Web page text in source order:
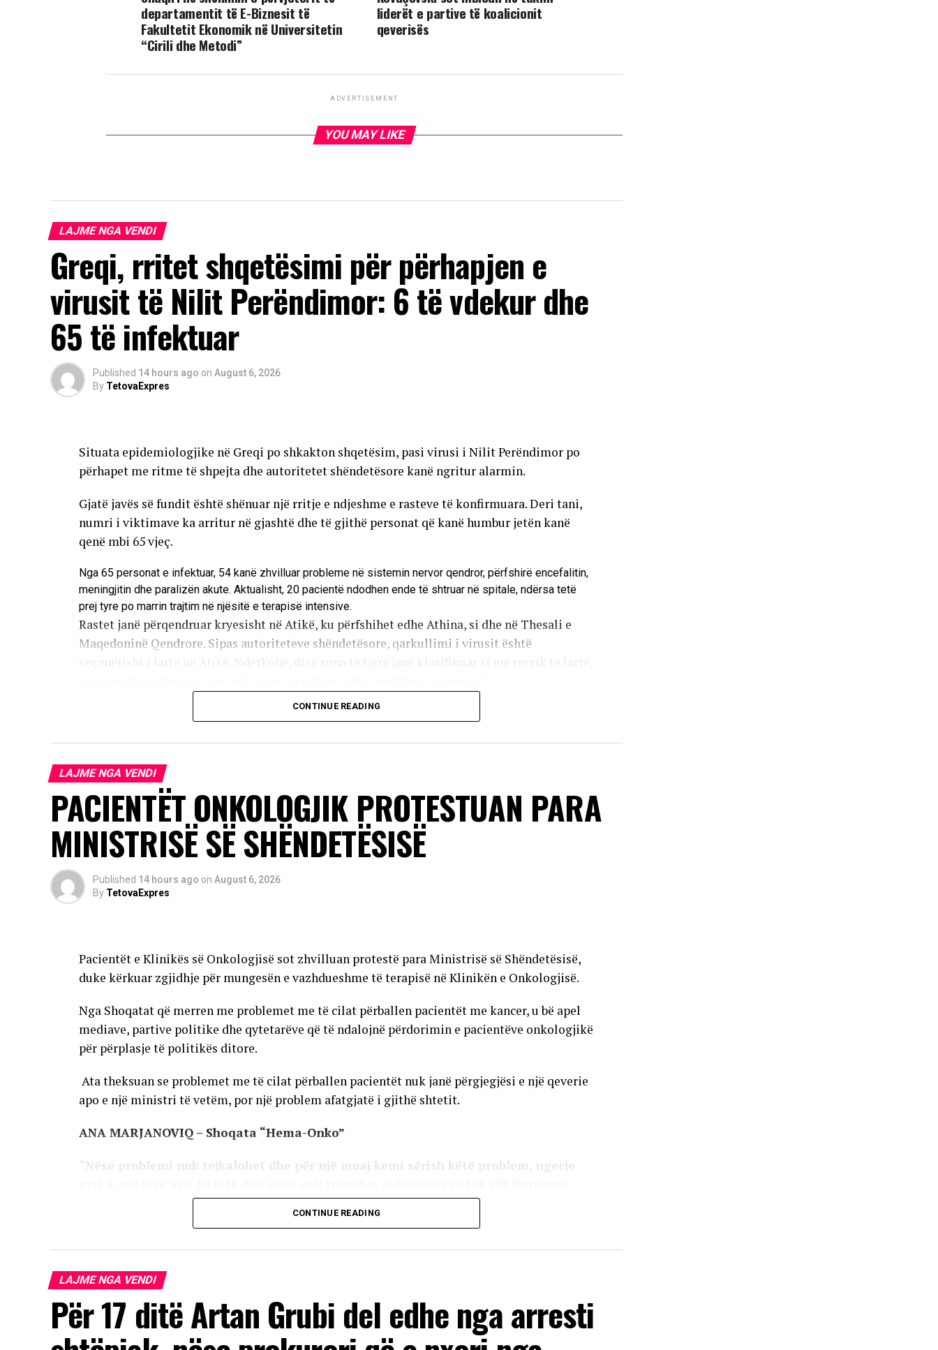
liderët e partive të koalicionit
qeverisës
departamentit të E-Biznesit të
Fakultetit Ekonomik në Universitetin
“Cirili dhe Metodi”
ADVERTISEMENT
YOU MAY LIKE
LAJME NGA VENDI
Greqi, rritet shqetësimi për përhapjen e
virusit të Nilit Perëndimor: 6 të vdekur dhe
65 të infektuar
Published 14 hours ago on August 6, 2026
By TetovaExpres
Situata epidemiologjike në Greqi po shkakton shqetësim, pasi virusi i Nilit Perëndimor po
përhapet me ritme të shpejta dhe autoritetet shëndetësore kanë ngritur alarmin.
Gjatë javës së fundit është shënuar një rritje e ndjeshme e rasteve të konfirmuara. Deri tani,
numri i viktimave ka arritur në gjashtë dhe të gjithë personat që kanë humbur jetën kanë
qenë mbi 65 vjeç.
Nga 65 personat e infektuar, 54 kanë zhvilluar probleme në sistemin nervor qendror, përfshirë encefalitin,
meningjitin dhe paralizën akute. Aktualisht, 20 pacientë ndodhen ende të shtruar në spitale, ndërsa tetë
prej tyre po marrin trajtim në njësitë e terapisë intensive.
Rastet janë përqendruar kryesisht në Atikë, ku përfshihet edhe Athina, si dhe në Thesali e
Maqedoninë Qendrore. Sipas autoriteteve shëndetësore, qarkullimi i virusit është
Infeksioni transmetohet kryesisht përmes pickimit të mushkonjave që mbartin virusin. Këto
më e madhe e të tjerëve shfaqin një formë të lehtë të sëmundjes, të ngjashme me gripin. Më
pak se një për qind e të prekurve zhvillojnë komplikacione të rënda neurologjike.
Rreziku më i madh u kanoset të moshuarve, personave që vuajnë nga sëmundje kronike dhe individëve
me imunitet të dobësuar.
Autoritetet kanë bërë të ditur se sezoni i transmetimit nuk ka përfunduar ende dhe se raste
të reja mund të shfaqen edhe në rajone të tjera të vendit.
CONTINUE READING
LAJME NGA VENDI
PACIENTËT ONKOLOGJIK PROTESTUAN PARA
MINISTRISË SË SHËNDETËSISË
Published 14 hours ago on August 6, 2026
By TetovaExpres
Pacientët e Klinikës së Onkologjisë sot zhvilluan protestë para Ministrisë së Shëndetësisë,
duke kërkuar zgjidhje për mungesën e vazhdueshme të terapisë në Klinikën e Onkologjisë.
Nga Shoqatat që merren me problemet me të cilat përballen pacientët me kancer, u bë apel
mediave, partive politike dhe qytetarëve që të ndalojnë përdorimin e pacientëve onkologjikë
për përplasje të politikës ditore.
Ata theksuan se problemet me të cilat përballen pacientët nuk janë përgjegjësi e një qeverie
apo e një ministri të vetëm, por një problem afatgjatë i gjithë shtetit.
ANA MARJANOVIQ – Shoqata “Hema-Onko”
“Nëse problemi nuk tejkalohet dhe për një muaj kemi sërish këtë problem, ngecje
është problemi, do të dalim para të gjithë institucioneve. Nuk ekzistojnë studime
ADVERTISEMENT
CONTINUE READING
LAJME NGA VENDI
Për 17 ditë Artan Grubi del edhe nga arresti